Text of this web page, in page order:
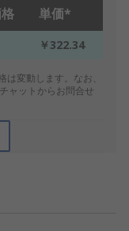
単価*
￥322.34
変動します。なお、
ャットからお問合せ